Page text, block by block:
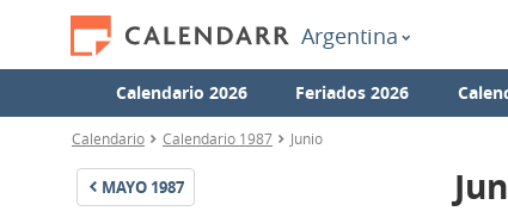
Argentina
Calendario 2026 Feriados 2026
Calendario Calendario 1987 Junio
MAYO 1987